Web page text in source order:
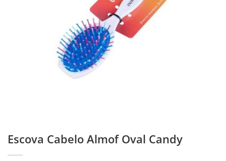
Escova Cabelo Almof Oval Candy